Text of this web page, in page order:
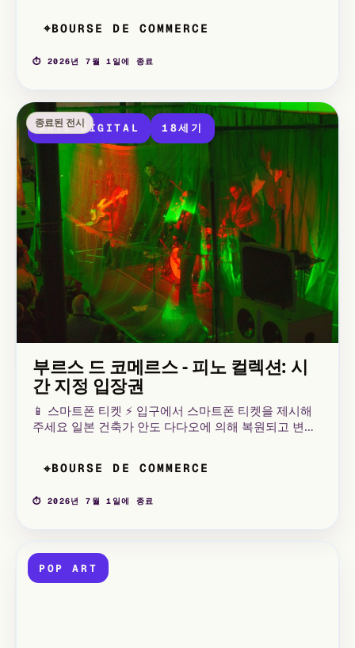
⌖BOURSE DE COMMERCE
⏱ 2026년 7월 1일에 종료
종료된 전시
ARTE DIGITAL 18세기
부르스 드 코메르스 - 피노 컬렉션: 시
간 지정 입장권
📱 스마트폰 티켓 ⚡ 입구에서 스마트폰 티켓을 제시해
주세요 일본 건축가 안도 다다오에 의해 복원되고 변형
걸쳐 모은 동시대 미술 컬렉션을 품고 있습니다.
⌖BOURSE DE COMMERCE
⏱ 2026년 7월 1일에 종료
POP ART